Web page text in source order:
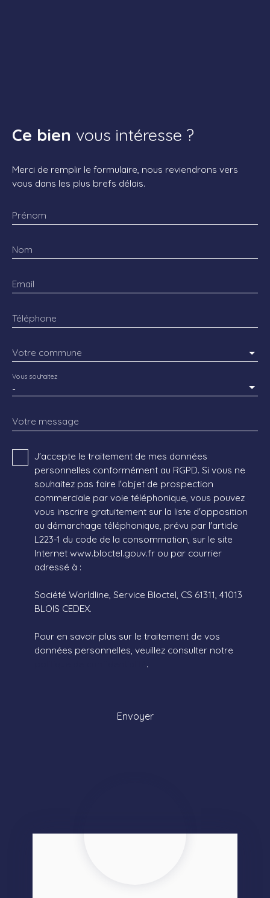
Ce bien vous intéresse ?
Merci de remplir le formulaire, nous reviendrons vers
vous dans les plus brefs délais.
Prénom
Nom
Email
Téléphone
Votre commune
-
Vous souhaitez
Votre message
J'accepte le traitement de mes données
personnelles conformément au RGPD. Si vous ne
souhaitez pas faire l'objet de prospection
commerciale par voie téléphonique, vous pouvez
vous inscrire gratuitement sur la liste d'opposition
au démarchage téléphonique, prévu par l'article
L223-1 du code de la consommation, sur le site
Internet www.bloctel.gouv.fr ou par courrier
adressé à :
Société Worldline, Service Bloctel, CS 61311, 41013
BLOIS CEDEX.
Pour en savoir plus sur le traitement de vos
données personnelles, veuillez consulter notre
.
Envoyer